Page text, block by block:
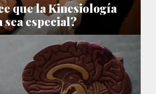
que la Kinesiología
especial?